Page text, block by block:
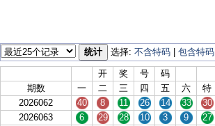
统计 选择: 不含特码 包含特码
开 奖 号 码
期数
一 二 三 四 五 六 特
2026062
40 8 11 26 14 33 30
2026063 6 29 28 10 3 9 27